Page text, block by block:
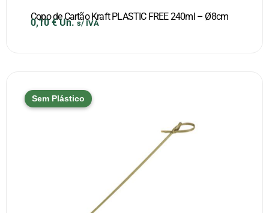
Copo de Cartão Kraft PLASTIC FREE 240ml – Ø8cm
0,10€ Un. s/ IVA
Sem Plástico